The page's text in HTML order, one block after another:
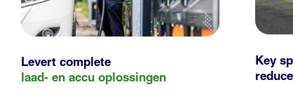
Levert complete
laad- en accu oplossingen
Key